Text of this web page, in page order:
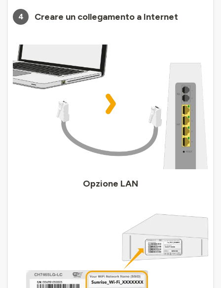
4 Creare un collegamento a Internet
Opzione LAN